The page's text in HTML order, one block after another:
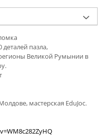
деталей пазла,
Великой Румынии в
мастерская EduJoc.